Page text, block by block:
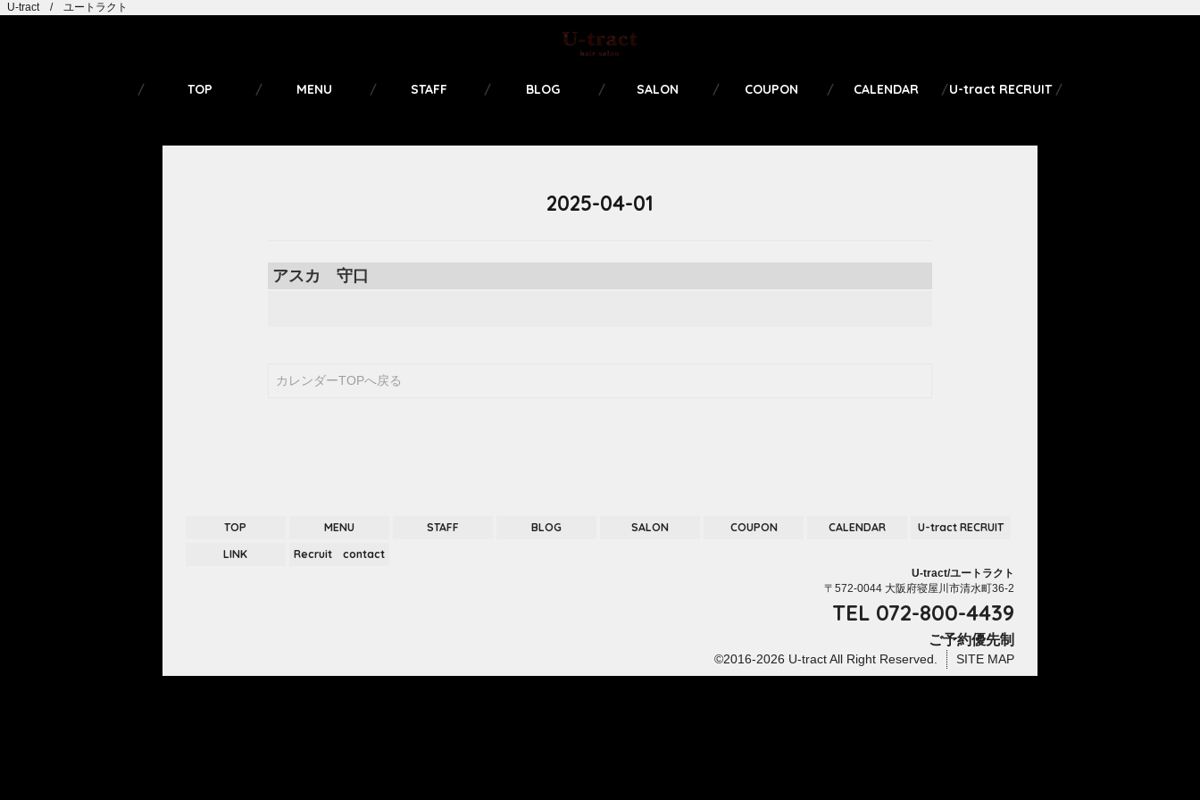
U-tract / ユートラクト
TOP MENU STAFF BLOG SALON COUPON CALENDAR U-tract RECRUIT
2025-04-01
アスカ 守口
カレンダーTOPへ戻る
TOP MENU STAFF BLOG SALON COUPON CALENDAR
U-tract RECRUIT
LINK
Recruit contact
U-tract/ユートラクト
〒572-0044 大阪府寝屋川市清水町36-2
TEL 072-800-4439
ご予約優先制
SITE MAP
©2016-2026 U-tractAll Right Reserved.